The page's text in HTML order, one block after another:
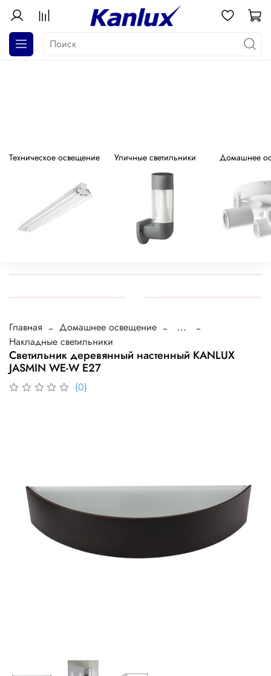
АКЦИЯ! Почти даром!
Распродажа серия GALOBA !
Техническое освещение Уличные светильники Домашнее
Главная Домашнее освещение
...
Накладные светильники
Светильник деревянный настенный KANLUX
JASMIN WE-W Е27
(0)